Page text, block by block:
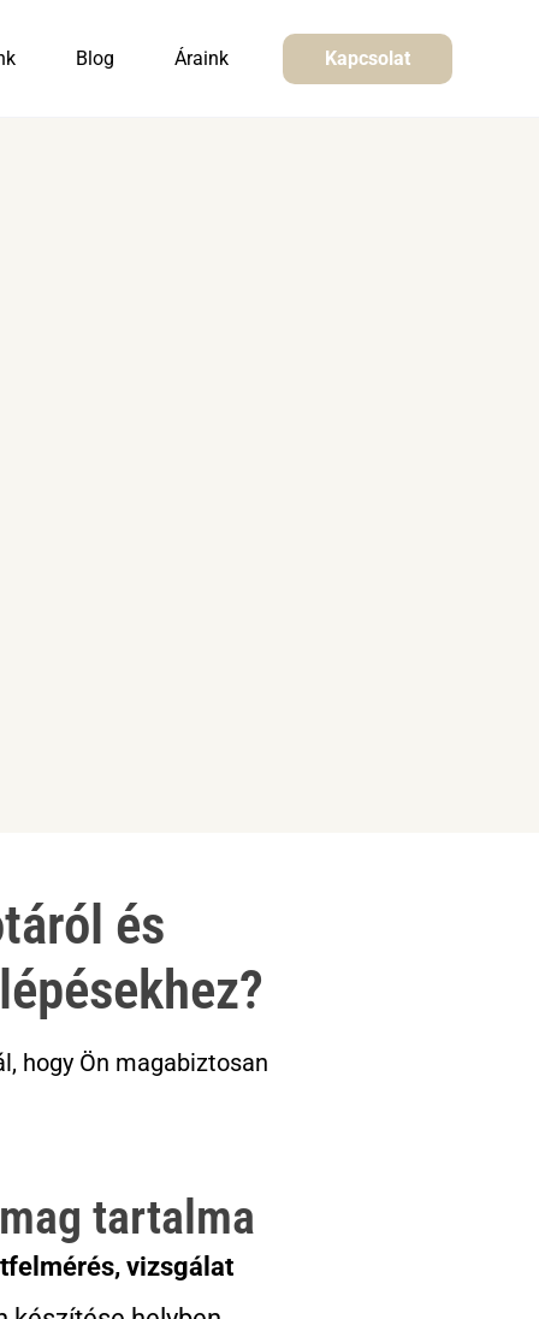
Blog Áraink Kapcsolat
és
hogy Ön magabiztosan
tartalma
vizsgálat